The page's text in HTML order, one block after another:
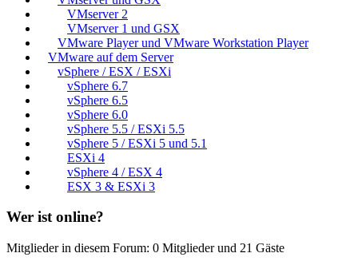
VMserver 2
VMserver 1 und GSX
VMware Player und VMware Workstation Player
VMware auf dem Server
vSphere / ESX / ESXi
vSphere 6.7
vSphere 6.5
vSphere 6.0
vSphere 5.5 / ESXi 5.5
vSphere 5 / ESXi 5 und 5.1
ESXi 4
vSphere 4 / ESX 4
ESX 3 & ESXi 3
Wer ist online?
Mitglieder in diesem Forum: 0 Mitglieder und 21 Gäste